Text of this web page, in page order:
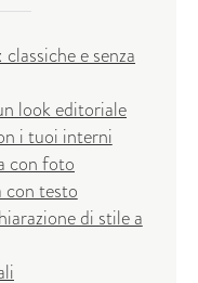
e senza
look editoriale
i tuoi interni
con foto
con testo
di stile a